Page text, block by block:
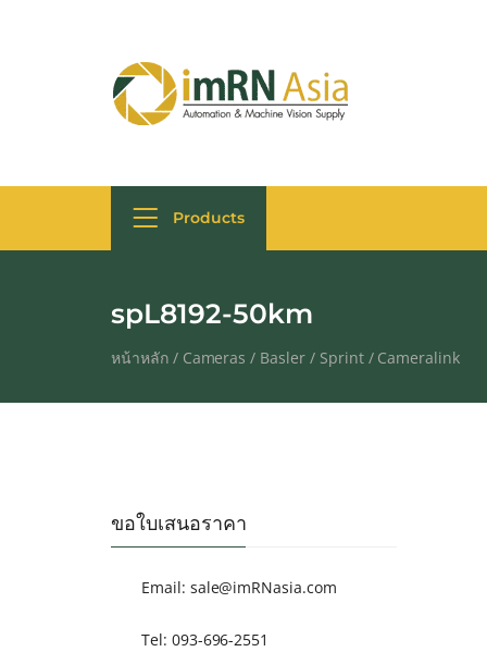
Products
spL8192-50km
หน้าหลัก/ Cameras / Basler/ Sprint/ Cameralink
ขอใบเสนอราคา
Email: sale@imRNasia.com
Tel: 093-696-2551